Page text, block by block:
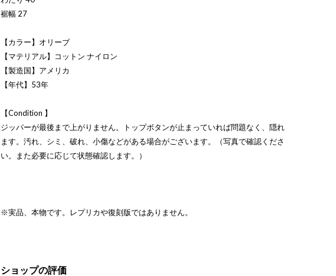
裾幅 27
【カラー】オリーブ
【マテリアル】コットン ナイロン
【製造国】アメリカ
【年代】53年
【Condition 】
ジッパーが最後まで上がりません。トップボタンが止まっていれば問題なく、隠れ
ます。汚れ、シミ、破れ、小傷などがある場合がございます。（写真で確認くださ
い。また必要に応じて状態確認します。）
※実品、本物です。レプリカや復刻版ではありません。
ショップの評価